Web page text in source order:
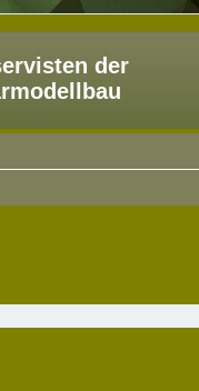
der